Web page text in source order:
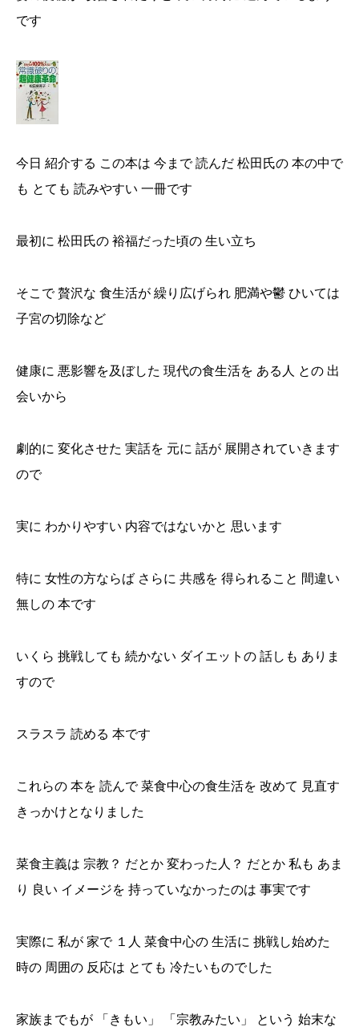
です
今日 紹介する この本は 今まで 読んだ 松田氏の 本の中で
も とても 読みやすい 一冊です
最初に 松田氏の 裕福だった頃の 生い立ち
そこで 贅沢な 食生活が 繰り広げられ 肥満や鬱 ひいては
子宮の切除など
健康に 悪影響を及ぼした 現代の食生活を ある人 との 出
会いから
劇的に 変化させた 実話を 元に 話が 展開されていきます
ので
実に わかりやすい 内容ではないかと 思います
特に 女性の方ならば さらに 共感を 得られること 間違い
無しの 本です
いくら 挑戦しても 続かない ダイエットの 話しも ありま
すので
スラスラ 読める 本です
これらの 本を 読んで 菜食中心の食生活を 改めて 見直す
きっかけとなりました
菜食主義は 宗教？ だとか 変わった人？ だとか 私も あま
り 良い イメージを 持っていなかったのは 事実です
実際に 私が 家で １人 菜食中心の 生活に 挑戦し始めた
時の 周囲の 反応は とても 冷たいものでした
家族までもが 「きもい」 「宗教みたい」 という 始末な